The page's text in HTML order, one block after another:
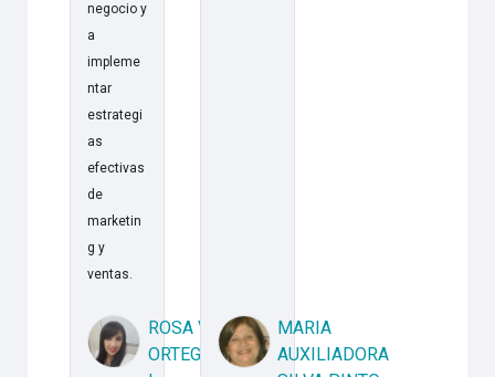
negocio y
a
impleme
ntar
estrategi
as
efectivas
de
marketin
g y
ventas.
ROSA V
ORTEGA
MARIA
AUXILIADORA